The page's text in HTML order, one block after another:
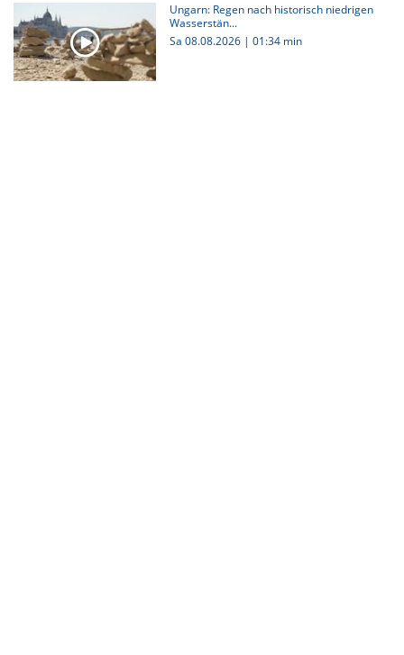
Ungarn: Regen nach historisch niedrigen
Wasserstän...
Sa 08.08.2026 | 01:34 min